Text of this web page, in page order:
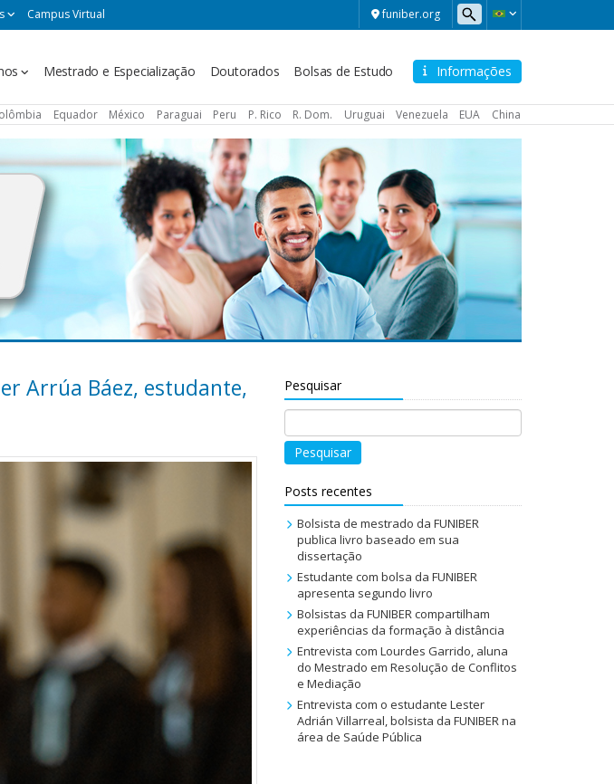
funiber.org
Campus Virtual
Informações
Mestrado e Especialização Doutorados Bolsas de Estudo
Equador México Paraguai Peru P. Rico R. Dom. Uruguai Venezuela EUA China
Arrúa Báez, estudante, Pesquisar
Pesquisar
Posts recentes
Bolsista de mestrado da FUNIBER
publica livro baseado em sua
dissertação
Estudante com bolsa da FUNIBER
apresenta segundo livro
Bolsistas da FUNIBER compartilham
experiências da formação à distância
Entrevista com Lourdes Garrido, aluna
do Mestrado em Resolução de Conflitos
e Mediação
Entrevista com o estudante Lester
Adrián Villarreal, bolsista da FUNIBER na
área de Saúde Pública